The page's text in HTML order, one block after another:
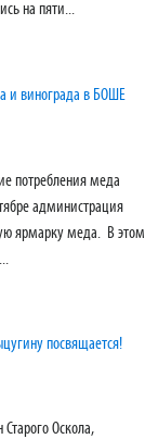
на пяти...
и винограда в БОШЕ
потребления меда
администрация
ярмарку меда. В этом
посвящается!
Оскола,